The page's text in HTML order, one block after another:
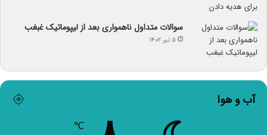
سوالات متداول ناهمواری بعد از لیپوماتیک غبغب
۵ تیر ۱۴۰۲
آب و هوا
℃